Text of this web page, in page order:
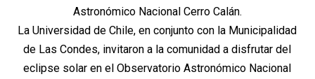
La Universidad de Chile, en conjunto con la Municipalidad
de Las Condes, invitaron a la comunidad a disfrutar del
eclipse solar en el Observatorio Astronómico Nacional